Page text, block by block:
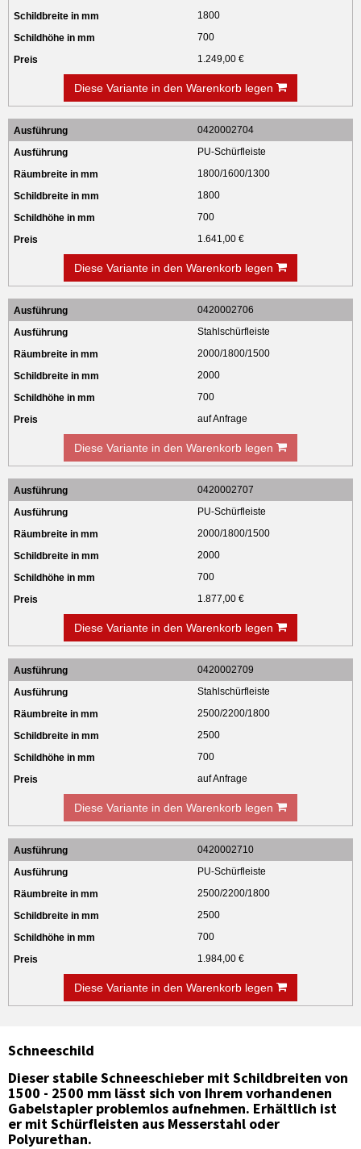
1800
700
1.249,00 €
Diese Variante in den Warenkorb legen
0420002704
PU-Schürfleiste
1800/1600/1300
1800
700
1.641,00 €
Diese Variante in den Warenkorb legen
0420002706
Stahlschürfleiste
2000/1800/1500
2000
700
auf Anfrage
Diese Variante in den Warenkorb legen
0420002707
PU-Schürfleiste
2000/1800/1500
2000
700
1.877,00 €
Diese Variante in den Warenkorb legen
0420002709
Stahlschürfleiste
2500/2200/1800
2500
700
auf Anfrage
Diese Variante in den Warenkorb legen
0420002710
PU-Schürfleiste
2500/2200/1800
2500
700
1.984,00 €
Diese Variante in den Warenkorb legen
Schneeschild
Dieser stabile Schneeschieber mit Schildbreiten von
1500 - 2500 mm lässt sich von Ihrem vorhandenen
Gabelstapler problemlos aufnehmen. Erhältlich ist
er mit Schürfleisten aus Messerstahl oder
Polyurethan.